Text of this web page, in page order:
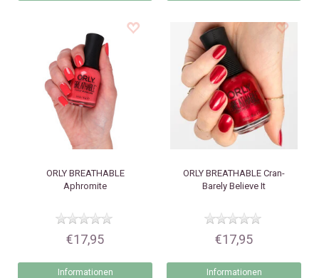
ORLYBREATHABLE
Aphromite
€17,95
Informationen
ORLY BREATHABLE Cran-
Barely Believe It
€17,95
Informationen